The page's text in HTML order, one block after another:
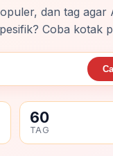
dan tag agar
Coba kotak
60
TAG